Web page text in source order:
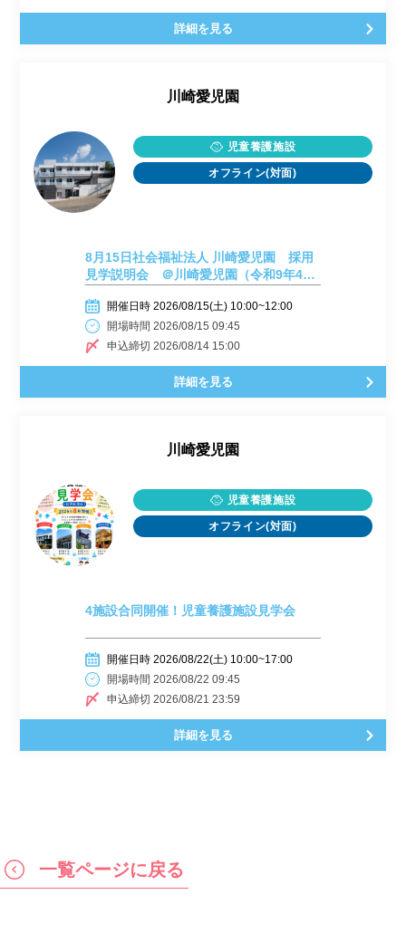
詳細を見る
川崎愛児園
児童養護施設
オフライン(対面)
8月15日社会福祉法人 川崎愛児園 採用
見学説明会 ＠川崎愛児園（令和9年4月
開催日時 2026/08/15(土) 10:00~12:00
開場時間 2026/08/15 09:45
申込締切 2026/08/14 15:00
詳細を見る
川崎愛児園
児童養護施設
オフライン(対面)
4施設合同開催！児童養護施設見学会
開催日時 2026/08/22(土) 10:00~17:00
開場時間 2026/08/22 09:45
申込締切 2026/08/21 23:59
詳細を見る
一覧ページに戻る